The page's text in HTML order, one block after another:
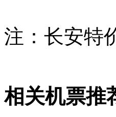
注：长安特
相关机票推